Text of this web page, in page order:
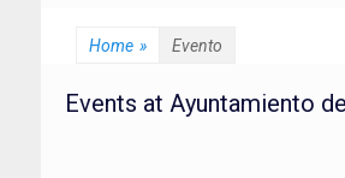
Home » Evento
Events at Ayuntamiento